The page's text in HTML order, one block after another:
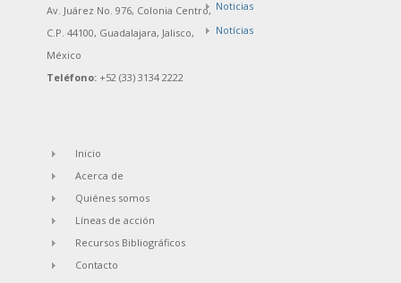
Av. Juárez No. 976, Colonia Centro,
C.P. 44100, Guadalajara, Jalisco,
México
Teléfono: +52 (33) 3134 2222
Noticias
Notícias
Inicio
Acerca de
Quiénes somos
Líneas de acción
Recursos Bibliográficos
Contacto